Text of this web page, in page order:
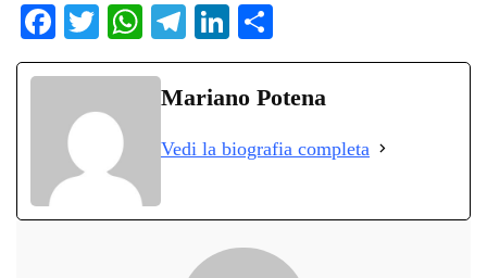
Fa
ce
ok
T
wi
r
W
ha
ts
pp
Te
le
gr
m
Li
nk
ed
on
di
di
Mariano Potena
Vedi la biografia completa